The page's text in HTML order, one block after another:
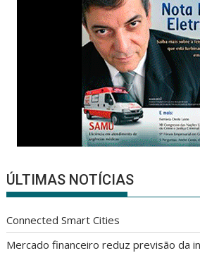
ÚLTIMAS NOTÍCIAS
Connected Smart Cities
Mercado financeiro reduz previsão da